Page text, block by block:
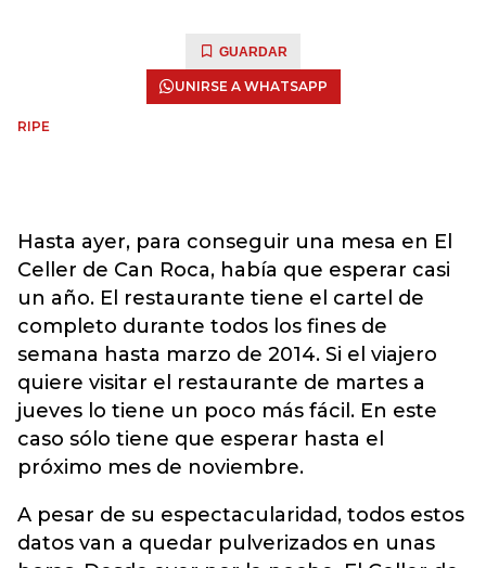
GUARDAR
UNIRSE A WHATSAPP
RIPE
Hasta ayer, para conseguir una mesa en El
Celler de Can Roca, había que esperar casi
un año. El restaurante tiene el cartel de
completo durante todos los fines de
semana hasta marzo de 2014. Si el viajero
quiere visitar el restaurante de martes a
jueves lo tiene un poco más fácil. En este
caso sólo tiene que esperar hasta el
próximo mes de noviembre.
A pesar de su espectacularidad, todos estos
datos van a quedar pulverizados en unas